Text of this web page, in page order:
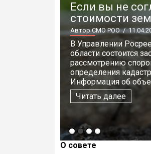
Если вы не
стоимости
Автор СМО РОО/
В Управлении
области состоится
рассмотрению
определения
Информация об
Читать далее
О совете